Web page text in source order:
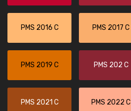
PMS 2016 C PMS 2017 C
PMS 2019 C PMS 202 C
PMS 2021 C PMS 2022 C